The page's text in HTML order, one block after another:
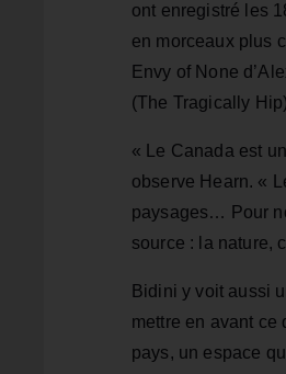
ont enregistré les
en morceaux plus
Envy of None
(The Tragically
« Le Canada est
observe Hearn. «
paysages… Pour
source : la nature,
Bidini y voit aussi
mettre en avant ce
pays, un espace